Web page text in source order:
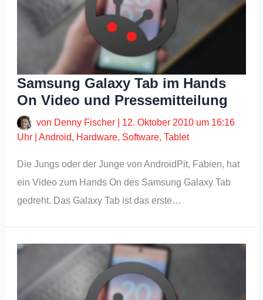
Samsung Galaxy Tab im Hands
On Video und Pressemitteilung
von Denny Fischer
12. Oktober 2010 um 16:16
Uhr |Android, Hardware, Software,Tablet
Die Jungs oder der Junge von AndroidPit, Fabien, hat
ein Video zum Hands On des Samsung Galaxy Tab
gedreht. Das Galaxy Tab ist das erste…